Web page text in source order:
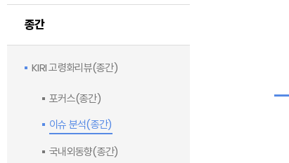
종간
KIRI 고령화리뷰(종간)
포커스(종간)
이슈 분석(종간)
국내외동향(종간)